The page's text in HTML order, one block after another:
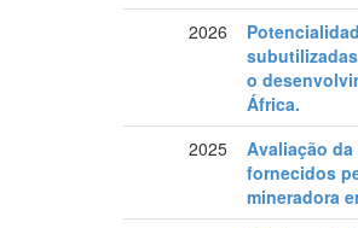
2026
o
África.
2025
Avaliação
fornecidos
mineradora